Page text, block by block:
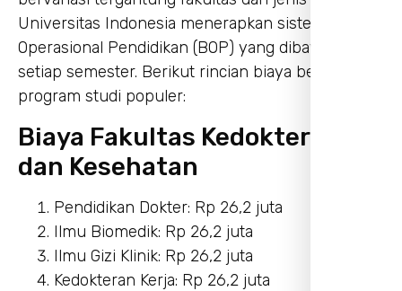
Universitas Indonesia menerapkan sistem Biaya
Operasional Pendidikan (BOP) yang dibayarkan
setiap semester. Berikut rincian biaya beberapa
program studi populer:
Biaya Fakultas Kedokteran
dan Kesehatan
Pendidikan Dokter: Rp 26,2 juta
Ilmu Biomedik: Rp 26,2 juta
Ilmu Gizi Klinik: Rp 26,2 juta
Kedokteran Kerja: Rp 26,2 juta